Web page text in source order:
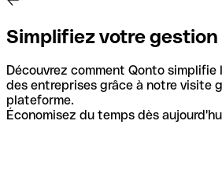
Simplifiez votre
Découvrez comment Qonto
des entreprises grâce à notre visite
plateforme.
Économisez du temps dès